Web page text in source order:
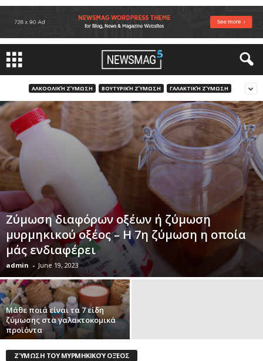
ΑΛΚΟΟΛΙΚΉ ΖΎΜΩΣΗ ΒΟΥΤΥΡΙΚΉ ΖΎΜΩΣΗ ΓΑΛΑΚΤΙΚΉ ΖΎΜΩΣΗ
Ζύμωση διαφόρων οξέων ή ζύμωση
μυρμηκικού οξέος – Η 7η ζύμωση η οποία
μάς ενδιαφέρει
admin - June 19, 2023
Μάθε ποιά είναι τα 7 είδη
ζύμωσης στα γαλακτοκομικά
προϊόντα
ΖΎΜΩΣΗ ΤΟΥ ΜΥΡΜΗΚΙΚΟΎ ΟΞΈΟΣ